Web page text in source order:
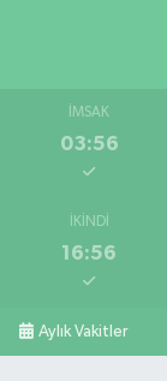
İMSAK
03:56
İKINDI
16:56
Aylık Vakitler